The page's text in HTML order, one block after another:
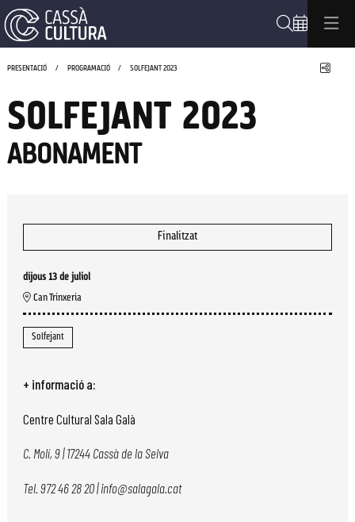
PRESENTACIÓ PROGRAMACIÓ SOLFEJANT 2023
SOLFEJANT 2023
ABONAMENT
Finalitzat
dijous 13 de juliol
Can Trinxeria
Solfejant
+ informació a:
Centre Cultural Sala Galà
C. Molí, 9 | 17244 Cassà de la Selva
Tel. 972 46 28 20 | info@salagala.cat